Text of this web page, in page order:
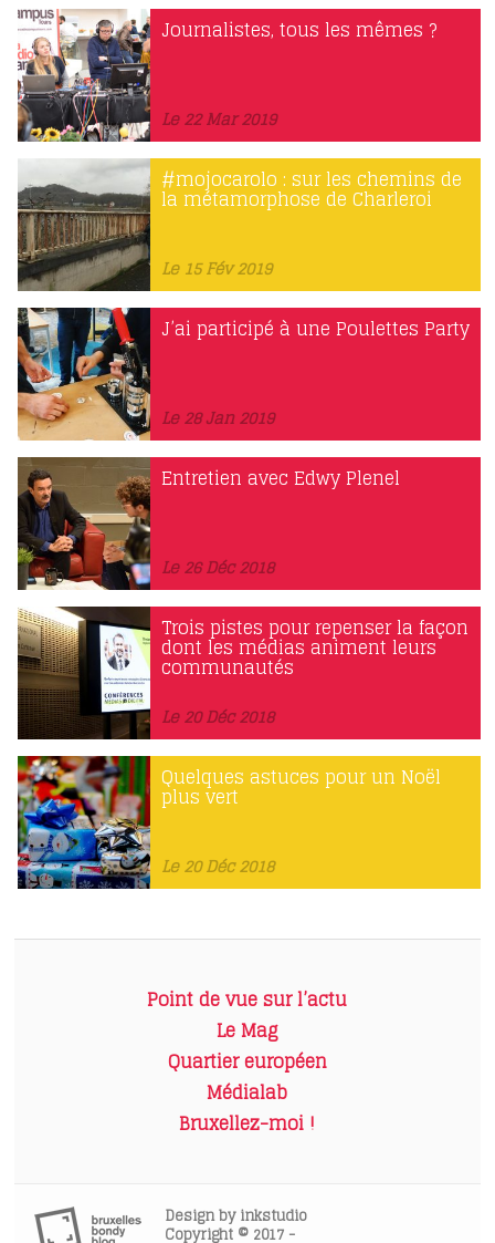
Journalistes, tous les mêmes ?
Le 22 Mar 2019
#mojocarolo : sur les chemins de
la métamorphose de Charleroi
Le 15 Fév 2019
J’ai participé à une Poulettes Party
Le 28 Jan 2019
Entretien avec Edwy Plenel
Le 26 Déc 2018
Trois pistes pour repenser la façon
dont les médias animent leurs
communautés
Le 20 Déc 2018
Quelques astuces pour un Noël
plus vert
Le 20 Déc 2018
Point de vue sur l’actu
Le Mag
Quartier européen
Médialab
Bruxellez-moi !
Design byinkstudio
Copyright © 2017 -